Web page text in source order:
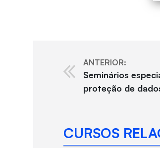
ANTERIOR:
Seminários
proteção de
CURSOS